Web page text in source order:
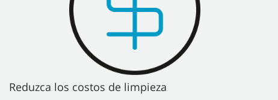
Reduzca los costos de limpieza